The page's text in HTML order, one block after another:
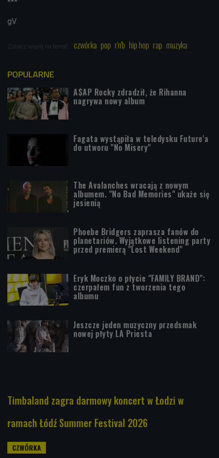
gV
Zobacz więcej na temat: czwórka pop r'n'b hip hop rap muzyka
POPULARNE
A$AP Rocky zdradził, że Rihanna
nagrywa nowy album
Fagata wystąpiła w teledysku Future'a
do utworu "No Misery"
The Avalanches wracają z nowym
albumem. "No Bad Memories" ukaże się
jesienią
Phoebe Bridgers zaprasza fanów do
planetariów. Wyjątkowe listening party
przed premierą "Lost Weekend"
Eryk Moczko o płycie "FAMILY BRAND":
czerpałem fun z tworzenia tego
albumu
Jeszcze jeden muzyczny przedsmak
nowej płyty LA Priesta
Timbaland zagra darmowy koncert w Łodzi w
ramach Łódź Summer Festival 2026